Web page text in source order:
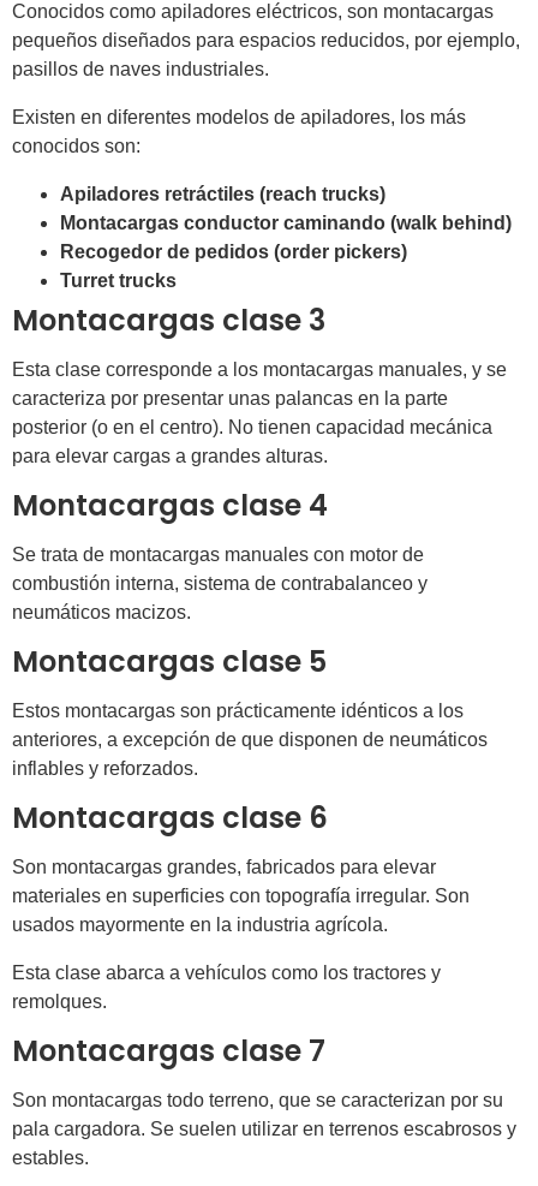
Conocidos como apiladores eléctricos, son montacargas
pequeños diseñados para espacios reducidos, por ejemplo,
pasillos de naves industriales.
Existen en diferentes modelos de apiladores, los más
conocidos son:
Apiladores retráctiles (reach trucks)
Montacargas conductor caminando (walk behind)
Recogedor de pedidos (order pickers)
Turret trucks
Montacargas clase 3
Esta clase corresponde a los montacargas manuales, y se
caracteriza por presentar unas palancas en la parte
posterior (o en el centro). No tienen capacidad mecánica
para elevar cargas a grandes alturas.
Montacargas clase 4
Se trata de montacargas manuales con motor de
combustión interna, sistema de contrabalanceo y
neumáticos macizos.
Montacargas clase 5
Estos montacargas son prácticamente idénticos a los
anteriores, a excepción de que disponen de neumáticos
inflables y reforzados.
Montacargas clase 6
Son montacargas grandes, fabricados para elevar
materiales en superficies con topografía irregular. Son
usados mayormente en la industria agrícola.
Esta clase abarca a vehículos como los tractores y
remolques.
Montacargas clase 7
Son montacargas todo terreno, que se caracterizan por su
pala cargadora. Se suelen utilizar en terrenos escabrosos y
estables.